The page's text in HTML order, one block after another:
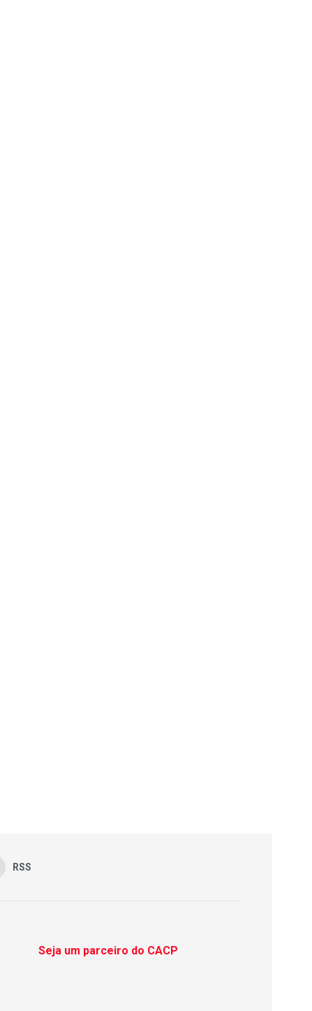
RSS
Seja um parceiro do CACP